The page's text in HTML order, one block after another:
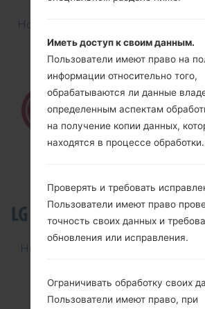
How to Factory Reset through
MS210?
How to Flash Stock Firmware on
Иметь доступ к своим данным.
Пользователи имеют право на
информации относительно того,
обрабатываются ли данные
определенным аспектам
на получение копии данных,
находятся в процессе обработки.
Проверять и требовать
Пользователи имеют право
точность своих данных и
обновления или исправления.
Ограничивать обработку своих
Пользователи имеют право, при